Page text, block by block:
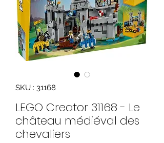
SKU : 31168
LEGO Creator 31168 - Le
château médiéval des
chevaliers